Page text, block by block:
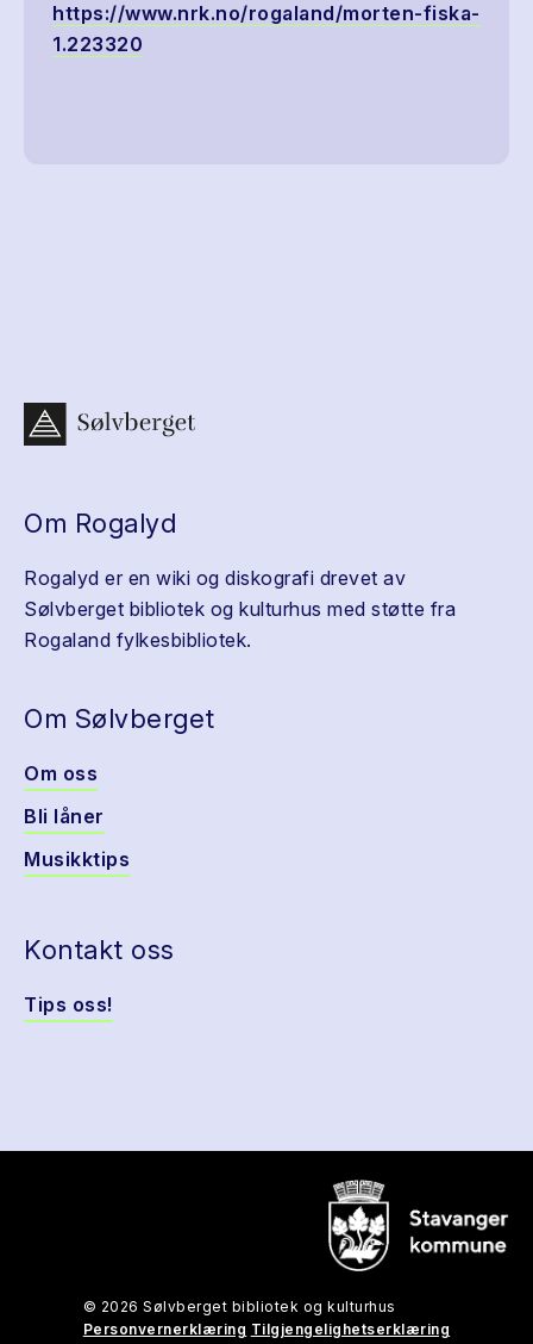
https://www.nrk.no/rogaland/morten-fiska-
1.223320
Om Rogalyd
Rogalyd er en wiki og diskografi drevet av
Sølvberget bibliotek og kulturhus med støtte fra
Rogaland fylkesbibliotek.
Om Sølvberget
Om oss
Bli låner
Musikktips
Kontakt oss
Tips oss!
© 2026 Sølvberget bibliotek og kulturhus
Personvernerklæring Tilgjengelighetserklæring